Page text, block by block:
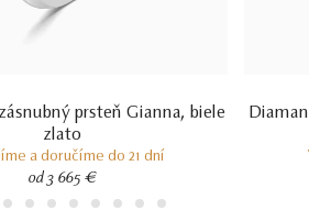
prsteň Gianna, biele
zlato
a doručíme do 21 dní
od 3 665 €
3 4 5 6 7 8 9 10